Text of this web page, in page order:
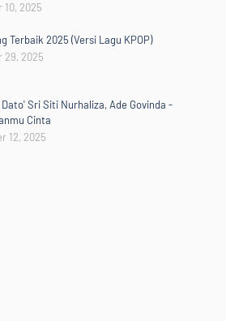
10, 2025
Terbaik 2025 (Versi Lagu KPOP)
29, 2025
Sri Siti Nurhaliza, Ade Govinda -
Cinta
12, 2025